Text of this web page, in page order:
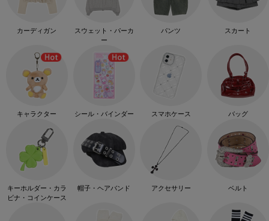
カーディガン
スウェット・パーカ
ー
パンツ スカート
キャラクター シール・バインダー スマホケース バッグ
キーホルダー・カラ
ビナ・コインケース
帽子・ヘアバンド アクセサリー ベルト